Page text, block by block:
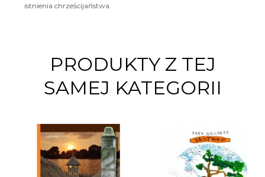
istnienia chrześcijaństwa.
PRODUKTY Z TEJ
SAMEJ KATEGORII